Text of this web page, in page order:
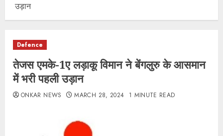
उड़ान
Defence
तेजस एमके-1ए लड़ाकू विमान ने बेंगलुरु के आसमान
में भरी पहली उड़ान
ONKAR NEWS MARCH 28, 2024 1 MINUTE READ